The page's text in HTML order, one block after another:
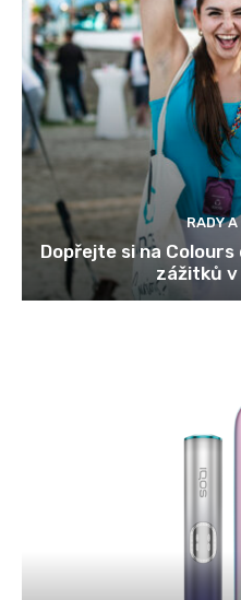
RADY A
Dopřejte si na
zážitků v